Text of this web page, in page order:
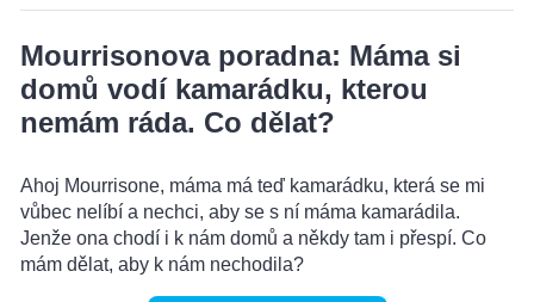
Mourrisonova poradna: Máma si
domů vodí kamarádku, kterou
nemám ráda. Co dělat?
Ahoj Mourrisone, máma má teď kamarádku, která se mi
vůbec nelíbí a nechci, aby se s ní máma kamarádila.
Jenže ona chodí i k nám domů a někdy tam i přespí. Co
mám dělat, aby k nám nechodila?